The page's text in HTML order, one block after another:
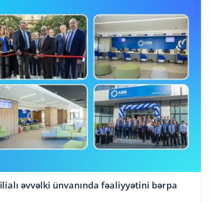
əvvəlki ünvanında fəaliyyətini bərpa